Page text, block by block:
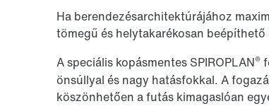
Ha berendezésarchitektúrájához
tömegű és helytakarékosan beépíthető
A speciális kopásmentes SPIROPLAN®
önsúllyal és nagy hatásfokkal. A
köszönhetően a futás kimagaslóan